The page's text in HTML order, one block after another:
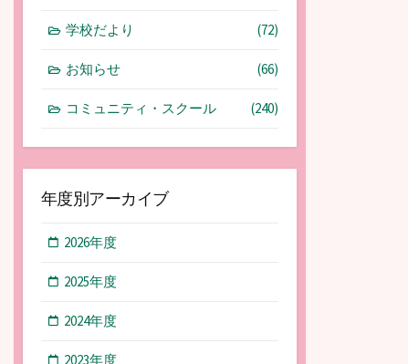
学校だより (72)
お知らせ (66)
コミュニティ・スクール (240)
年度別アーカイブ
2026年度
2025年度
2024年度
2023年度